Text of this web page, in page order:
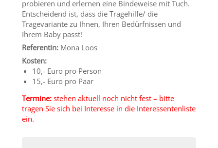
probieren und erlernen eine Bindeweise mit Tuch.
Entscheidend ist, dass die Tragehilfe/ die
Tragevariante zu Ihnen, Ihren Bedürfnissen und
Ihrem Baby passt!
Referentin:Mona Loos
Kosten:
10,- Euro pro Person
15,- Euro pro Paar
Termine:stehen aktuell noch nicht fest – bitte
tragen Sie sich bei Interesse in die Interessentenliste
ein.